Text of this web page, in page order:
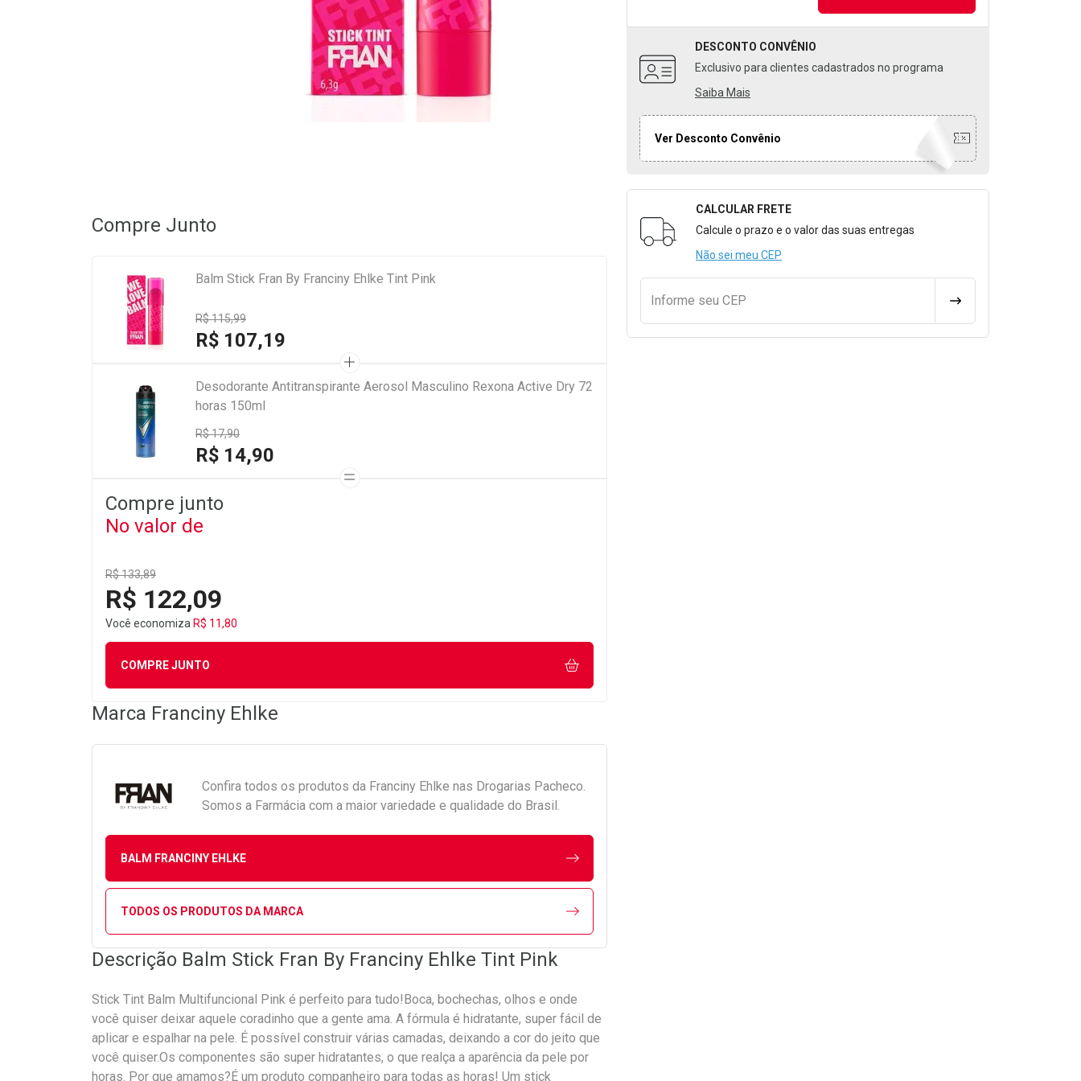
DESCONTO CONVÊNIO
Exclusivo para clientes cadastrados no programa
Saiba Mais
Ver Desconto Convênio
Formulário para Calcular o Frete
CALCULAR FRETE
Calcule o prazo e o valor das suas entregas
Não sei meu CEP
Informe seu CEP CALCULAR FRETE
Compre Junto
Balm Stick Fran By Franciny Ehlke Tint Pink
R$ 115,99
R$ 107,19
Desodorante Antitranspirante Aerosol Masculino Rexona Active Dry 72
horas 150ml
R$ 17,90
R$ 14,90
Compre junto
No valor de
R$ 133,89
R$ 122,09
Você economiza R$ 11,80
COMPRE JUNTO
Marca Franciny Ehlke
Confira todos os produtos da Franciny Ehlke nas Drogarias Pacheco.
Somos a Farmácia com a maior variedade e qualidade do Brasil.
BALM FRANCINY EHLKE
TODOS OS PRODUTOS DA MARCA
Descrição Balm Stick Fran By Franciny Ehlke Tint Pink
Stick Tint Balm Multifuncional Pink é perfeito para tudo!Boca, bochechas, olhos e onde
você quiser deixar aquele coradinho que a gente ama. A fórmula é hidratante, super fácil de
aplicar e espalhar na pele. É possível construir várias camadas, deixando a cor do jeito que
você quiser.Os componentes são super hidratantes, o que realça a aparência da pele por
horas. Por que amamos?É um produto companheiro para todas as horas! Um stick